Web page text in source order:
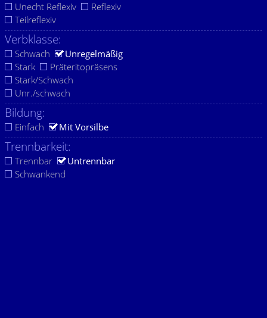
Unecht Reflexiv
Reflexiv
Teilreflexiv
Verbklasse:
Schwach
Unregelmäßig
Stark
Präteritopräsens
Stark/Schwach
Unr./schwach
Bildung:
Einfach Mit Vorsilbe
Trennbarkeit:
Trennbar
Untrennbar
Schwankend